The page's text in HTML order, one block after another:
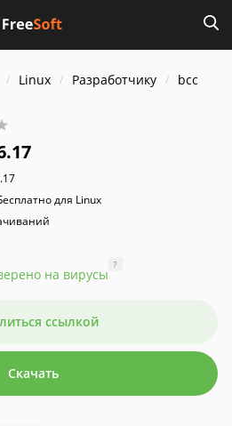
Linux Разработчику bcc
для Linux
на вирусы
?
ссылкой
Скачать